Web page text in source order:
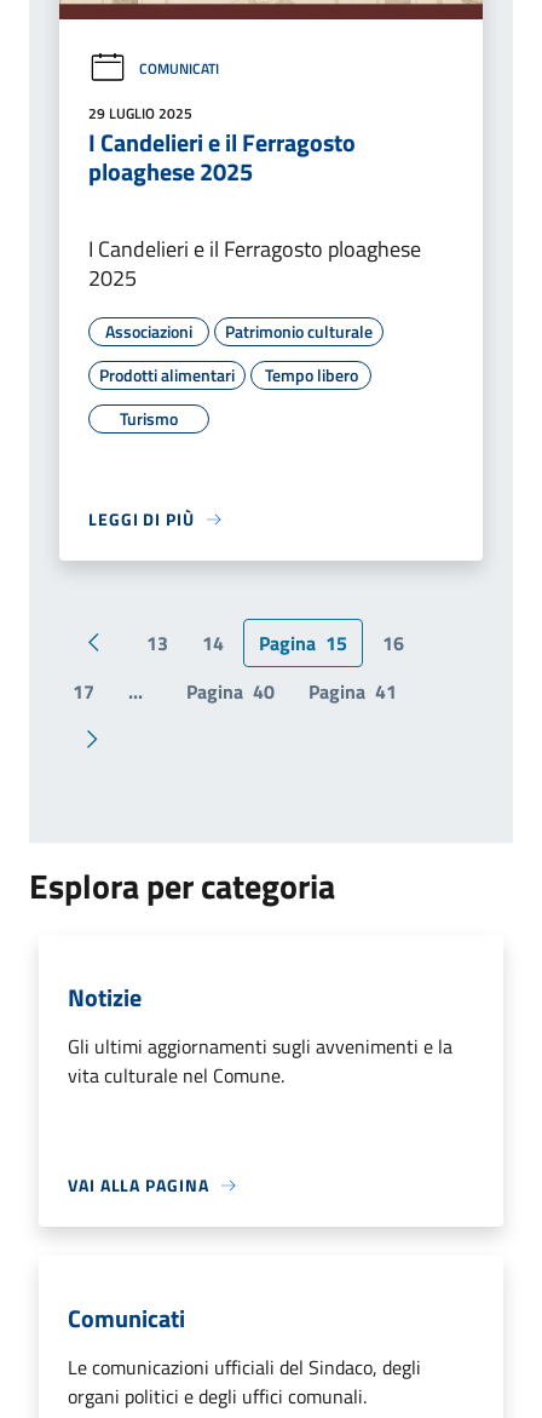
COMUNICATI
29 LUGLIO 2025
I Candelieri e il Ferragosto
ploaghese 2025
I Candelieri e il Ferragosto ploaghese
2025
Associazioni
Patrimonio culturale
Prodotti alimentari
Tempo libero
Turismo
LEGGI DI PIÙ
Pagina precedente
13 14 Pagina 15
16
17
... Pagina 40 Pagina 41
Pagina successiva
Esplora per categoria
Notizie
Gli ultimi aggiornamenti sugli avvenimenti e la
vita culturale nel Comune.
VAI ALLA PAGINA
Comunicati
Le comunicazioni ufficiali del Sindaco, degli
organi politici e degli uffici comunali.